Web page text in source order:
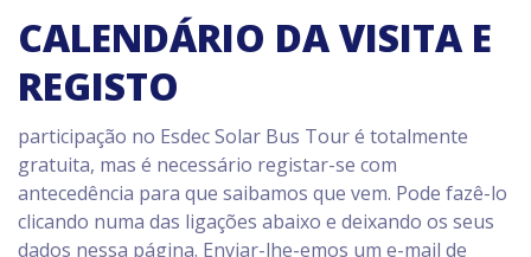
CALENDÁRIO DA VISITA E
REGISTO
participação no Esdec Solar Bus Tour é totalmente
gratuita, mas é necessário registar-se com
antecedência para que saibamos que vem. Pode fazê-lo
clicando numa das ligações abaixo e deixando os seus
dados nessa página. Enviar-lhe-emos um e-mail de